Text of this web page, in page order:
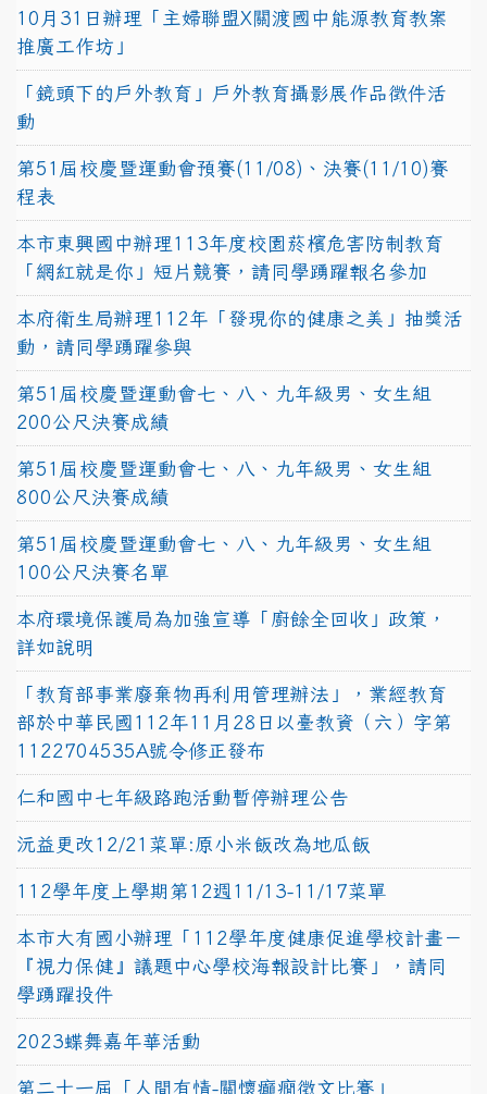
10月31日辦理「主婦聯盟X關渡國中能源教育教案
推廣工作坊」
「鏡頭下的戶外教育」戶外教育攝影展作品徵件活
動
第51屆校慶暨運動會預賽(11/08)、決賽(11/10)賽
程表
本市東興國中辦理113年度校園菸檳危害防制教育
「網紅就是你」短片競賽，請同學踴躍報名參加
本府衛生局辦理112年「發現你的健康之美」抽獎活
動，請同學踴躍參與
第51屆校慶暨運動會七、八、九年級男、女生組
200公尺決賽成績
第51屆校慶暨運動會七、八、九年級男、女生組
800公尺決賽成績
第51屆校慶暨運動會七、八、九年級男、女生組
100公尺決賽名單
本府環境保護局為加強宣導「廚餘全回收」政策，
詳如說明
「教育部事業廢棄物再利用管理辦法」，業經教育
部於中華民國112年11月28日以臺教資（六）字第
1122704535A號令修正發布
仁和國中七年級路跑活動暫停辦理公告
沅益更改12/21菜單:原小米飯改為地瓜飯
112學年度上學期第12週11/13-11/17菜單
本市大有國小辦理「112學年度健康促進學校計畫－
『視力保健』議題中心學校海報設計比賽」，請同
學踴躍投件
2023蝶舞嘉年華活動
第二十一屆「人間有情-關懷癲癇徵文比賽」